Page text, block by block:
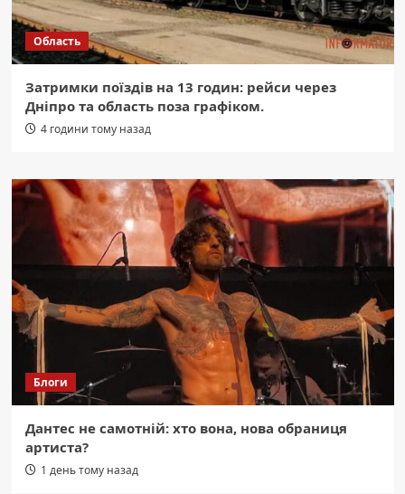
Область
Затримки поїздів на 13 годин: рейси через
Дніпро та область поза графіком.
4 години тому назад
Блоги
Дантес не самотній: хто вона, нова обраниця
артиста?
1 день тому назад